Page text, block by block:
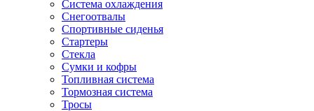
Система охлаждения
Снегоотвалы
Спортивные сиденья
Стартеры
Стекла
Сумки и кофры
Топливная система
Тормозная система
Тросы